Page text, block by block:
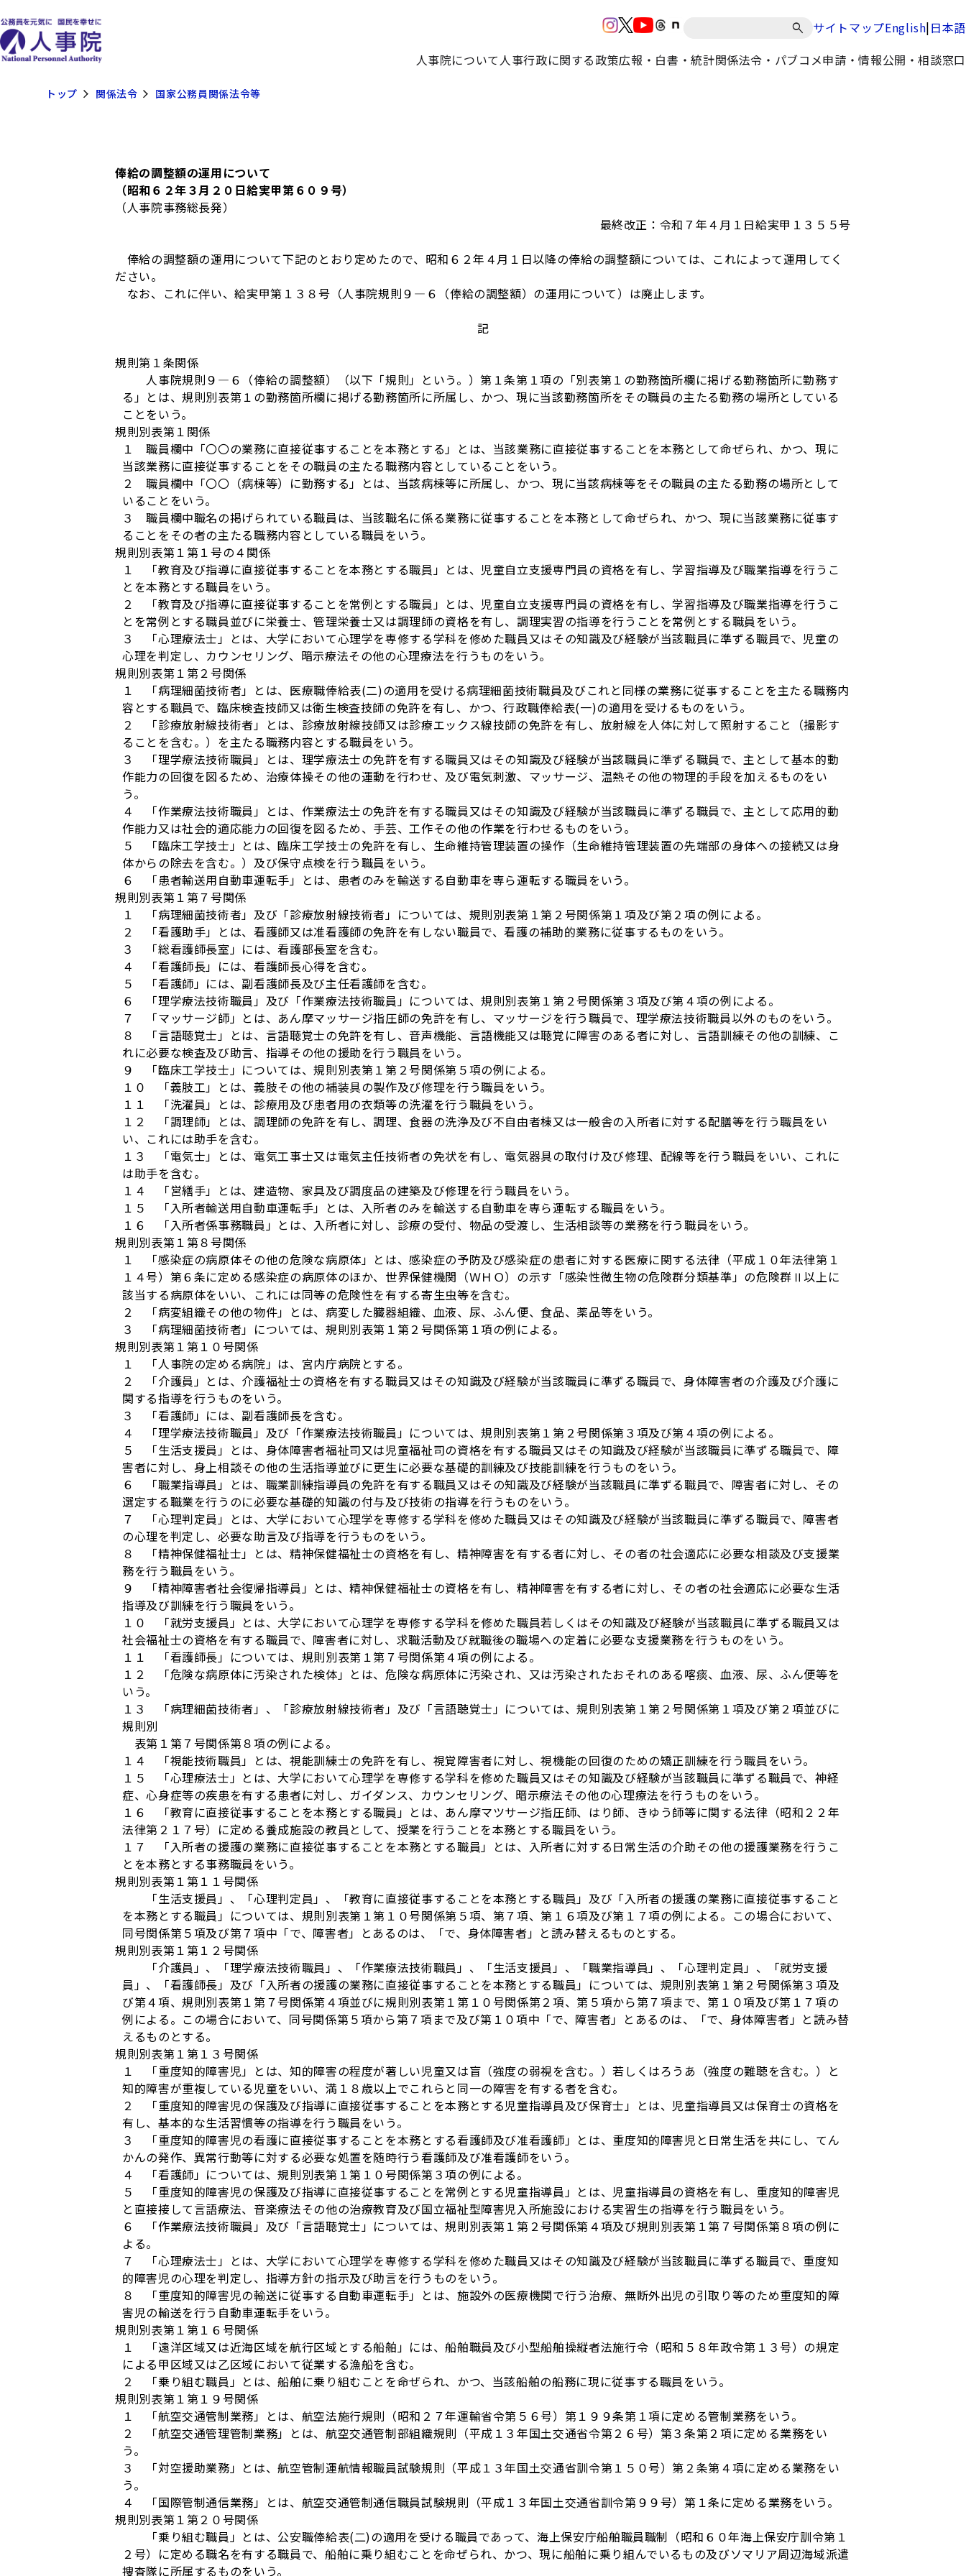
サイトマップEnglish|日本語
人事院について 人事行政に関する政策広報・白書・統計関係法令・パブコメ申請・情報公開・相談窓口
トップ 関係法令 国家公務員関係法令等
俸給の調整額の運用について
（昭和６２年３月２０日給実甲第６０９号）
（人事院事務総長発）
最終改正：令和７年４月１日給実甲１３５５号
俸給の調整額の運用について下記のとおり定めたので、昭和６２年４月１日以降の俸給の調整額については、これによって運用してく
ださい。
なお、これに伴い、給実甲第１３８号（人事院規則９―６（俸給の調整額）の運用について）は廃止します。
記
規則第１条関係
人事院規則９―６（俸給の調整額）（以下「規則」という。）第１条第１項の「別表第１の勤務箇所欄に掲げる勤務箇所に勤務す
る」とは、規則別表第１の勤務箇所欄に掲げる勤務箇所に所属し、かつ、現に当該勤務箇所をその職員の主たる勤務の場所としている
ことをいう。
規則別表第１関係
１ 職員欄中「〇〇の業務に直接従事することを本務とする」とは、当該業務に直接従事することを本務として命ぜられ、かつ、現に
当該業務に直接従事することをその職員の主たる職務内容としていることをいう。
２ 職員欄中「〇〇（病棟等）に勤務する」とは、当該病棟等に所属し、かつ、現に当該病棟等をその職員の主たる勤務の場所として
いることをいう。
３ 職員欄中職名の掲げられている職員は、当該職名に係る業務に従事することを本務として命ぜられ、かつ、現に当該業務に従事す
ることをその者の主たる職務内容としている職員をいう。
規則別表第１第１号の４関係
１ 「教育及び指導に直接従事することを本務とする職員」とは、児童自立支援専門員の資格を有し、学習指導及び職業指導を行うこ
とを本務とする職員をいう。
２ 「教育及び指導に直接従事することを常例とする職員」とは、児童自立支援専門員の資格を有し、学習指導及び職業指導を行うこ
とを常例とする職員並びに栄養士、管理栄養士又は調理師の資格を有し、調理実習の指導を行うことを常例とする職員をいう。
３ 「心理療法士」とは、大学において心理学を専修する学科を修めた職員又はその知識及び経験が当該職員に準ずる職員で、児童の
心理を判定し、カウンセリング、暗示療法その他の心理療法を行うものをいう。
規則別表第１第２号関係
１ 「病理細菌技術者」とは、医療職俸給表(二)の適用を受ける病理細菌技術職員及びこれと同様の業務に従事することを主たる職務内
容とする職員で、臨床検査技師又は衛生検査技師の免許を有し、かつ、行政職俸給表(一)の適用を受けるものをいう。
２ 「診療放射線技術者」とは、診療放射線技師又は診療エックス線技師の免許を有し、放射線を人体に対して照射すること（撮影す
ることを含む。）を主たる職務内容とする職員をいう。
３ 「理学療法技術職員」とは、理学療法士の免許を有する職員又はその知識及び経験が当該職員に準ずる職員で、主として基本的動
作能力の回復を図るため、治療体操その他の運動を行わせ、及び電気刺激、マッサージ、温熱その他の物理的手段を加えるものをい
う。
４ 「作業療法技術職員」とは、作業療法士の免許を有する職員又はその知識及び経験が当該職員に準ずる職員で、主として応用的動
作能力又は社会的適応能力の回復を図るため、手芸、工作その他の作業を行わせるものをいう。
５ 「臨床工学技士」とは、臨床工学技士の免許を有し、生命維持管理装置の操作（生命維持管理装置の先端部の身体への接続又は身
体からの除去を含む。）及び保守点検を行う職員をいう。
６ 「患者輸送用自動車運転手」とは、患者のみを輸送する自動車を専ら運転する職員をいう。
規則別表第１第７号関係
１ 「病理細菌技術者」及び「診療放射線技術者」については、規則別表第１第２号関係第１項及び第２項の例による。
２ 「看護助手」とは、看護師又は准看護師の免許を有しない職員で、看護の補助的業務に従事するものをいう。
３ 「総看護師長室」には、看護部長室を含む。
４ 「看護師長」には、看護師長心得を含む。
５ 「看護師」には、副看護師長及び主任看護師を含む。
６ 「理学療法技術職員」及び「作業療法技術職員」については、規則別表第１第２号関係第３項及び第４項の例による。
７ 「マッサージ師」とは、あん摩マッサージ指圧師の免許を有し、マッサージを行う職員で、理学療法技術職員以外のものをいう。
８ 「言語聴覚士」とは、言語聴覚士の免許を有し、音声機能、言語機能又は聴覚に障害のある者に対し、言語訓練その他の訓練、こ
れに必要な検査及び助言、指導その他の援助を行う職員をいう。
９ 「臨床工学技士」については、規則別表第１第２号関係第５項の例による。
１０ 「義肢工」とは、義肢その他の補装具の製作及び修理を行う職員をいう。
１１ 「洗濯員」とは、診療用及び患者用の衣類等の洗濯を行う職員をいう。
１２ 「調理師」とは、調理師の免許を有し、調理、食器の洗浄及び不自由者棟又は一般舎の入所者に対する配膳等を行う職員をい
い、これには助手を含む。
１３ 「電気士」とは、電気工事士又は電気主任技術者の免状を有し、電気器具の取付け及び修理、配線等を行う職員をいい、これに
は助手を含む。
１４ 「営繕手」とは、建造物、家具及び調度品の建築及び修理を行う職員をいう。
１５ 「入所者輸送用自動車運転手」とは、入所者のみを輸送する自動車を専ら運転する職員をいう。
１６ 「入所者係事務職員」とは、入所者に対し、診療の受付、物品の受渡し、生活相談等の業務を行う職員をいう。
規則別表第１第８号関係
１ 「感染症の病原体その他の危険な病原体」とは、感染症の予防及び感染症の患者に対する医療に関する法律（平成１０年法律第１
１４号）第６条に定める感染症の病原体のほか、世界保健機関（ＷＨＯ）の示す「感染性微生物の危険群分類基準」の危険群Ⅱ以上に
該当する病原体をいい、これには同等の危険性を有する寄生虫等を含む。
２ 「病変組織その他の物件」とは、病変した臓器組織、血液、尿、ふん便、食品、薬品等をいう。
３ 「病理細菌技術者」については、規則別表第１第２号関係第１項の例による。
規則別表第１第１０号関係
１ 「人事院の定める病院」は、宮内庁病院とする。
２ 「介護員」とは、介護福祉士の資格を有する職員又はその知識及び経験が当該職員に準ずる職員で、身体障害者の介護及び介護に
関する指導を行うものをいう。
３ 「看護師」には、副看護師長を含む。
４ 「理学療法技術職員」及び「作業療法技術職員」については、規則別表第１第２号関係第３項及び第４項の例による。
５ 「生活支援員」とは、身体障害者福祉司又は児童福祉司の資格を有する職員又はその知識及び経験が当該職員に準ずる職員で、障
害者に対し、身上相談その他の生活指導並びに更生に必要な基礎的訓練及び技能訓練を行うものをいう。
６ 「職業指導員」とは、職業訓練指導員の免許を有する職員又はその知識及び経験が当該職員に準ずる職員で、障害者に対し、その
選定する職業を行うのに必要な基礎的知識の付与及び技術の指導を行うものをいう。
７ 「心理判定員」とは、大学において心理学を専修する学科を修めた職員又はその知識及び経験が当該職員に準ずる職員で、障害者
の心理を判定し、必要な助言及び指導を行うものをいう。
８ 「精神保健福祉士」とは、精神保健福祉士の資格を有し、精神障害を有する者に対し、その者の社会適応に必要な相談及び支援業
務を行う職員をいう。
９ 「精神障害者社会復帰指導員」とは、精神保健福祉士の資格を有し、精神障害を有する者に対し、その者の社会適応に必要な生活
指導及び訓練を行う職員をいう。
１０ 「就労支援員」とは、大学において心理学を専修する学科を修めた職員若しくはその知識及び経験が当該職員に準ずる職員又は
社会福祉士の資格を有する職員で、障害者に対し、求職活動及び就職後の職場への定着に必要な支援業務を行うものをいう。
１１ 「看護師長」については、規則別表第１第７号関係第４項の例による。
１２ 「危険な病原体に汚染された検体」とは、危険な病原体に汚染され、又は汚染されたおそれのある喀痰、血液、尿、ふん便等を
いう。
１３ 「病理細菌技術者」、「診療放射線技術者」及び「言語聴覚士」については、規則別表第１第２号関係第１項及び第２項並びに
規則別
表第１第７号関係第８項の例による。
１４ 「視能技術職員」とは、視能訓練士の免許を有し、視覚障害者に対し、視機能の回復のための矯正訓練を行う職員をいう。
１５ 「心理療法士」とは、大学において心理学を専修する学科を修めた職員又はその知識及び経験が当該職員に準ずる職員で、神経
症、心身症等の疾患を有する患者に対し、ガイダンス、カウンセリング、暗示療法その他の心理療法を行うものをいう。
１６ 「教育に直接従事することを本務とする職員」とは、あん摩マツサージ指圧師、はり師、きゆう師等に関する法律（昭和２２年
法律第２１７号）に定める養成施設の教員として、授業を行うことを本務とする職員をいう。
１７ 「入所者の援護の業務に直接従事することを本務とする職員」とは、入所者に対する日常生活の介助その他の援護業務を行うこ
とを本務とする事務職員をいう。
規則別表第１第１１号関係
「生活支援員」、「心理判定員」、「教育に直接従事することを本務とする職員」及び「入所者の援護の業務に直接従事すること
を本務とする職員」については、規則別表第１第１０号関係第５項、第７項、第１６項及び第１７項の例による。この場合において、
同号関係第５項及び第７項中「で、障害者」とあるのは、「で、身体障害者」と読み替えるものとする。
規則別表第１第１２号関係
「介護員」、「理学療法技術職員」、「作業療法技術職員」、「生活支援員」、「職業指導員」、「心理判定員」、「就労支援
員」、「看護師長」及び「入所者の援護の業務に直接従事することを本務とする職員」については、規則別表第１第２号関係第３項及
び第４項、規則別表第１第７号関係第４項並びに規則別表第１第１０号関係第２項、第５項から第７項まで、第１０項及び第１７項の
例による。この場合において、同号関係第５項から第７項まで及び第１０項中「で、障害者」とあるのは、「で、身体障害者」と読み替
えるものとする。
規則別表第１第１３号関係
１ 「重度知的障害児」とは、知的障害の程度が著しい児童又は盲（強度の弱視を含む。）若しくはろうあ（強度の難聴を含む。）と
知的障害が重複している児童をいい、満１８歳以上でこれらと同一の障害を有する者を含む。
２ 「重度知的障害児の保護及び指導に直接従事することを本務とする児童指導員及び保育士」とは、児童指導員又は保育士の資格を
有し、基本的な生活習慣等の指導を行う職員をいう。
３ 「重度知的障害児の看護に直接従事することを本務とする看護師及び准看護師」とは、重度知的障害児と日常生活を共にし、てん
かんの発作、異常行動等に対する必要な処置を随時行う看護師及び准看護師をいう。
４ 「看護師」については、規則別表第１第１０号関係第３項の例による。
５ 「重度知的障害児の保護及び指導に直接従事することを常例とする児童指導員」とは、児童指導員の資格を有し、重度知的障害児
と直接接して言語療法、音楽療法その他の治療教育及び国立福祉型障害児入所施設における実習生の指導を行う職員をいう。
６ 「作業療法技術職員」及び「言語聴覚士」については、規則別表第１第２号関係第４項及び規則別表第１第７号関係第８項の例に
よる。
７ 「心理療法士」とは、大学において心理学を専修する学科を修めた職員又はその知識及び経験が当該職員に準ずる職員で、重度知
的障害児の心理を判定し、指導方針の指示及び助言を行うものをいう。
８ 「重度知的障害児の輸送に従事する自動車運転手」とは、施設外の医療機関で行う治療、無断外出児の引取り等のため重度知的障
害児の輸送を行う自動車運転手をいう。
規則別表第１第１６号関係
１ 「遠洋区域又は近海区域を航行区域とする船舶」には、船舶職員及び小型船舶操縦者法施行令（昭和５８年政令第１３号）の規定
による甲区域又は乙区域において従業する漁船を含む。
２ 「乗り組む職員」とは、船舶に乗り組むことを命ぜられ、かつ、当該船舶の船務に現に従事する職員をいう。
規則別表第１第１９号関係
１ 「航空交通管制業務」とは、航空法施行規則（昭和２７年運輸省令第５６号）第１９９条第１項に定める管制業務をいう。
２ 「航空交通管理管制業務」とは、航空交通管制部組織規則（平成１３年国土交通省令第２６号）第３条第２項に定める業務をい
う。
３ 「対空援助業務」とは、航空管制運航情報職員試験規則（平成１３年国土交通省訓令第１５０号）第２条第４項に定める業務をい
う。
４ 「国際管制通信業務」とは、航空交通管制通信職員試験規則（平成１３年国土交通省訓令第９９号）第１条に定める業務をいう。
規則別表第１第２０号関係
「乗り組む職員」とは、公安職俸給表(二)の適用を受ける職員であって、海上保安庁船舶職員職制（昭和６０年海上保安庁訓令第１
２号）に定める職名を有する職員で、船舶に乗り組むことを命ぜられ、かつ、現に船舶に乗り組んでいるもの及びソマリア周辺海域派遣
捜査隊に所属するものをいう。